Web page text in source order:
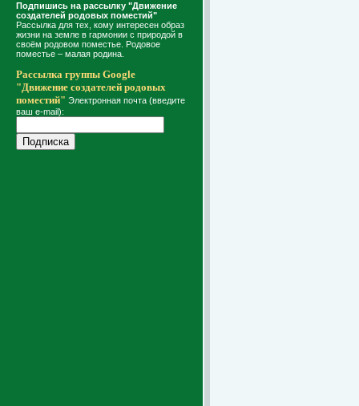
Подпишись на рассылку "Движение
создателей родовых поместий"
Рассылка для тех, кому интересен образ
жизни на земле в гармонии с природой в
своём родовом поместье. Родовое
поместье – малая родина.
Рассылка группы Google
"Движение создателей родовых
поместий" Электронная почта (введите
ваш e-mail):